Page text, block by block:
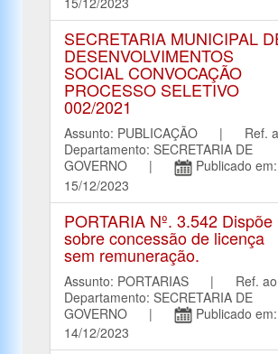
SECRETARIA MUNICIPAL
DESENVOLVIMENTOS
SOCIAL CONVOCAÇÃO
PROCESSO SELETIVO
002/2021
Assunto: PUBLICAÇÃO | Ref.
Departamento: SECRETARIA DE
GOVERNO |
Publicado em:
15/12/2023
PORTARIA Nº. 3.542 Dispõe
sobre concessão de licença
sem remuneração.
Assunto: PORTARIAS | Ref. ao
Departamento: SECRETARIA DE
GOVERNO |
Publicado em:
14/12/2023